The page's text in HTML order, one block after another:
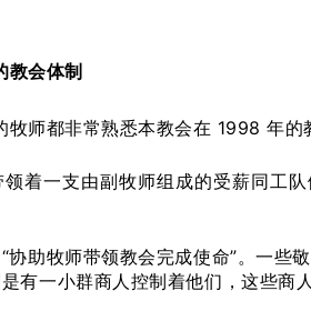
教会体制
牧师都非常熟悉本教会在 1998 年的
着一支由副牧师组成的受薪同工
协助牧师带领教会完成使命”。一些
有一小群商人控制着他们，这些商